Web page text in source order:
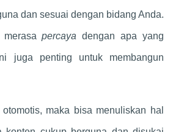
dan sesuai dengan bidang Anda.
merasapercayadengan apa yang
juga penting untuk membangun
maka bisa menuliskan hal